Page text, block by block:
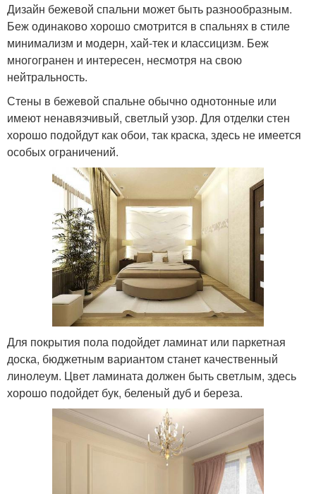
Дизайн бежевой спальни может быть разнообразным.
Беж одинаково хорошо смотрится в спальнях в стиле
минимализм и модерн, хай-тек и классицизм. Беж
многогранен и интересен, несмотря на свою
нейтральность.
Стены в бежевой спальне обычно однотонные или
имеют ненавязчивый, светлый узор. Для отделки стен
хорошо подойдут как обои, так краска, здесь не имеется
особых ограничений.
Для покрытия пола подойдет ламинат или паркетная
доска, бюджетным вариантом станет качественный
линолеум. Цвет ламината должен быть светлым, здесь
хорошо подойдет бук, беленый дуб и береза.